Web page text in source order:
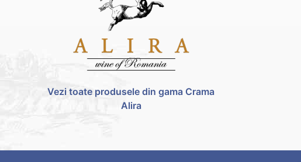
Vezi toate produsele din gama Crama
Alira